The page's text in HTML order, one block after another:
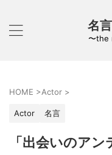
名
〜the
HOME >Actor >
Actor 名言
「出会いのア